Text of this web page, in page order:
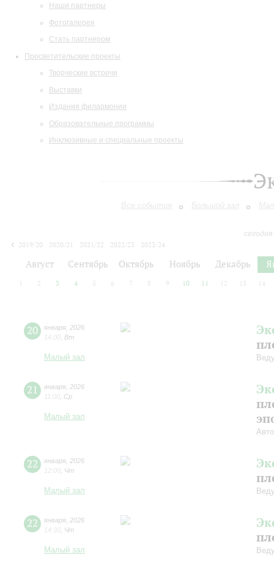
Наши партнеры
Фотогалерея
Стать партнером
Просветительские проекты
Творческие встречи
Выставки
Издания филармонии
Образовательные программы
Инклюзивные и специальные проекты
Все события Большой зал
2019/20
2020/21 2021/22 2022/23
2023/24
Август Сентябрь Октябрь Ноябрь Декабрь
2 3 4 5 6 7 8 9 10 11 12 13 14
20 января 2026
14:00 Вт
Малый зал
21 января 2026
11:00 Ср
Малый зал
22 января 2026
12:00 Чт
Малый зал
22 января 2026
14:30 Чт
Малый зал